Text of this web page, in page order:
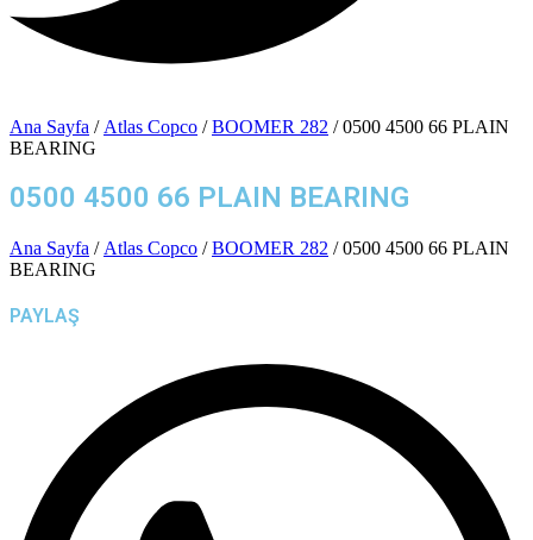
Ana Sayfa / Atlas Copco /BOOMER 282 / 0500 4500 66 PLAIN
BEARING
0500 4500 66 PLAIN BEARING
Ana Sayfa / Atlas Copco /BOOMER 282 / 0500 4500 66 PLAIN
BEARING
PAYLAŞ